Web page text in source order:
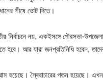
শীষে ভোট দিতে।
নির্বাচনে নয়, একইসঙ্গে পৌরসভা-
হবে। আর যারা জনপ্রতিনিধি হবেন,
হয়েছে। স্বৈরাচারের পতন হয়েছে।